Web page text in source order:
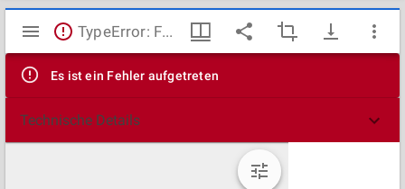
Mirador
Viewer
TypeError: Failed to fetch
Es ist ein Fehler aufgetreten
Technische Details